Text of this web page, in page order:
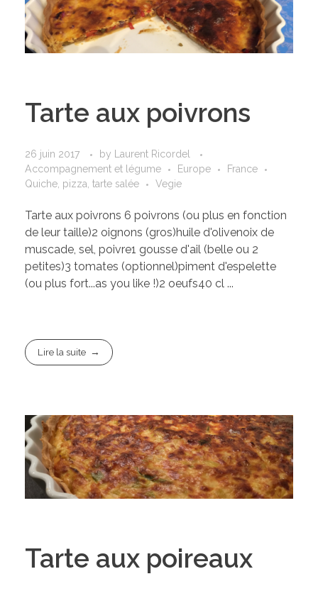
Tarte aux poivrons
26 juin 2017 by Laurent Ricordel
Accompagnement et légume
Europe
France
Quiche, pizza, tarte salée
Vegie
Tarte aux poivrons 6 poivrons (ou plus en fonction
de leur taille)2 oignons (gros)huile d'olivenoix de
muscade, sel, poivre1 gousse d'ail (belle ou 2
petites)3 tomates (optionnel)piment d'espelette
(ou plus fort...as you like !)2 oeufs40 cl ...
Lire la suite
Tarte aux poireaux